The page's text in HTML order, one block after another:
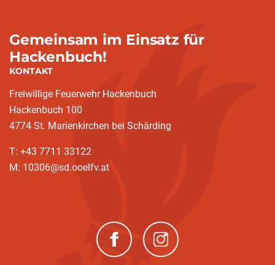
Gemeinsam im Einsatz für
Hackenbuch!
KONTAKT
Freiwillige Feuerwehr Hackenbuch
Hackenbuch 100
4774 St. Marienkirchen bei Schärding
T: +43 7711 33122
M: 10306@sd.ooelfv.at
(neues Fenster)(neues Fenster)